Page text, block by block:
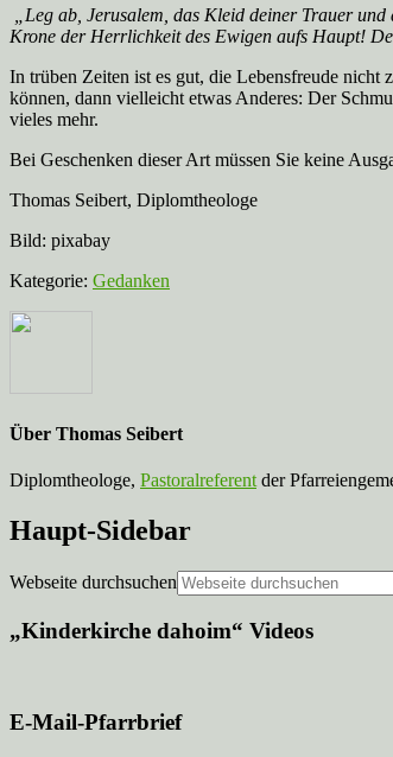
„Leg ab, Jerusalem, das Kleid deiner Trauer
Krone der Herrlichkeit des Ewigen aufs Haupt!
In trüben Zeiten ist es gut, die Lebensfreude nicht
können, dann vielleicht etwas Anderes: Der
vieles mehr.
Bei Geschenken dieser Art müssen Sie keine
Thomas Seibert, Diplomtheologe
Bild: pixabay
Kategorie: Gedanken
Über Thomas Seibert
Diplomtheologe, Pastoralreferent der
Haupt-Sidebar
Webseite durchsuchen
„Kinderkirche dahoim“ Videos
E-Mail-Pfarrbrief